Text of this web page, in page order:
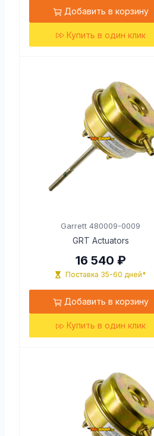
Добавить в корзину
Купить в один клик
Garrett 480009-0009
GRT Actuators
16 540 ₽
Поставка 35-60 дней*
Добавить в корзину
Купить в один клик